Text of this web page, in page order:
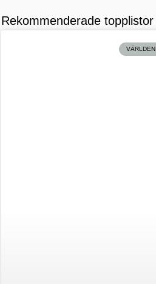
Rekommenderade topplistor
VÄRLDEN